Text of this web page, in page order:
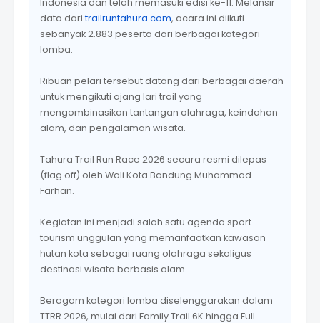
data dari trailruntahura.com, acara ini diikuti
sebanyak 2.883 peserta dari berbagai kategori
lomba.
Ribuan pelari tersebut datang dari berbagai daerah
untuk mengikuti ajang lari trail yang
mengombinasikan tantangan olahraga, keindahan
alam, dan pengalaman wisata.
Tahura Trail Run Race 2026 secara resmi dilepas
(flag off) oleh Wali Kota Bandung Muhammad
Farhan.
Kegiatan ini menjadi salah satu agenda sport
tourism unggulan yang memanfaatkan kawasan
hutan kota sebagai ruang olahraga sekaligus
destinasi wisata berbasis alam.
Beragam kategori lomba diselenggarakan dalam
TTRR 2026, mulai dari Family Trail 6K hingga Full